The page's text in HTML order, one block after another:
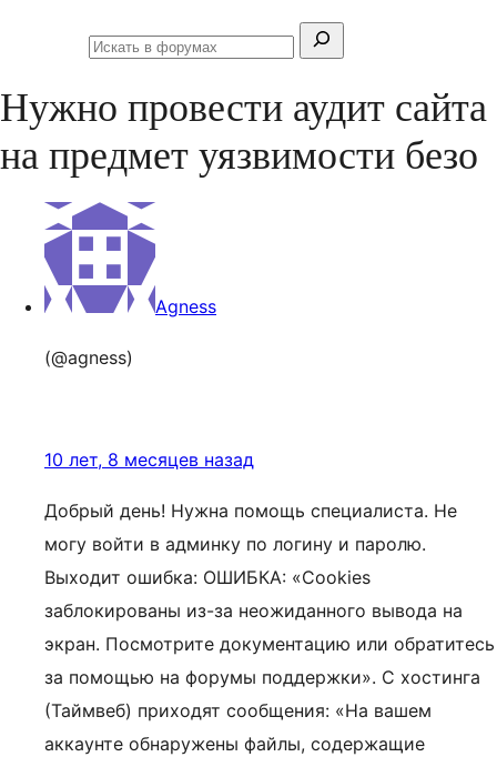
Поиск:
Искать
Нужно провести аудит сайта
на предмет уязвимости безо
Agness
(@agness)
10 лет, 8 месяцев назад
Добрый день! Нужна помощь специалиста. Не
могу войти в админку по логину и паролю.
Выходит ошибка: ОШИБКА: «Cookies
заблокированы из-за неожиданного вывода на
экран. Посмотрите документацию или обратитесь
за помощью на форумы поддержки». С хостинга
(Таймвеб) приходят сообщения: «На вашем
аккаунте обнаружены файлы, содержащие